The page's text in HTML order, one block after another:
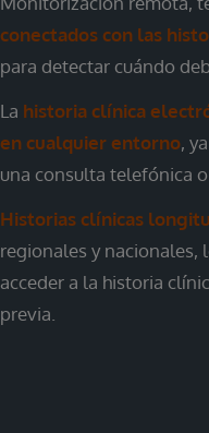
conectados con las
para detectar cuándo
La historia clínica
en cualquier entorno,
una consulta telefónica
Historias clínicas
regionales y nacionales,
acceder a la historia
previa.